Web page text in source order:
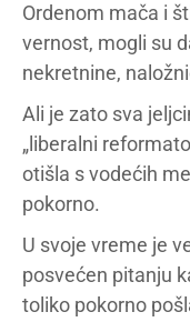
Ordenom mača i
vernost, mogli su
nekretnine,
Ali je zato sva
„liberalni
otišla s vodećih
pokorno.
U svoje vreme je
posvećen pitanju
toliko pokorno